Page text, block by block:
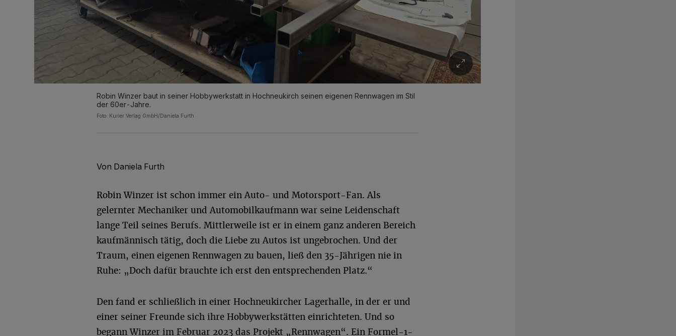
Robin Winzer baut in seiner Hobbywerkstatt in Hochneukirch seinen eigenen Rennwagen im Stil
der 60er-Jahre.
Foto: Kurier Verlag GmbH/Daniela Furth
Von Daniela Furth
Robin Winzer ist schon immer ein Auto- und Motorsport-Fan. Als
gelernter Mechaniker und Automobilkaufmann war seine Leidenschaft
lange Teil seines Berufs. Mittlerweile ist er in einem ganz anderen Bereich
kaufmännisch tätig, doch die Liebe zu Autos ist ungebrochen. Und der
Traum, einen eigenen Rennwagen zu bauen, ließ den 35-Jährigen nie in
Ruhe: „Doch dafür brauchte ich erst den entsprechenden Platz.“
Den fand er schließlich in einer Hochneukircher Lagerhalle, in der er und
einer seiner Freunde sich ihre Hobbywerkstätten einrichteten. Und so
begann Winzer im Februar 2023 das Projekt „Rennwagen“. Ein Formel-1-